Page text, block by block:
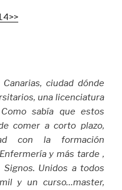
ciudad dónde
una licenciatura
sabía que estos
comer a corto plazo,
con la formación
y más tarde ,
Unidos a todos
y un curso…master,